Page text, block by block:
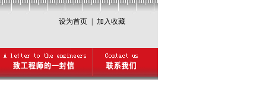
设为首页 加入收藏